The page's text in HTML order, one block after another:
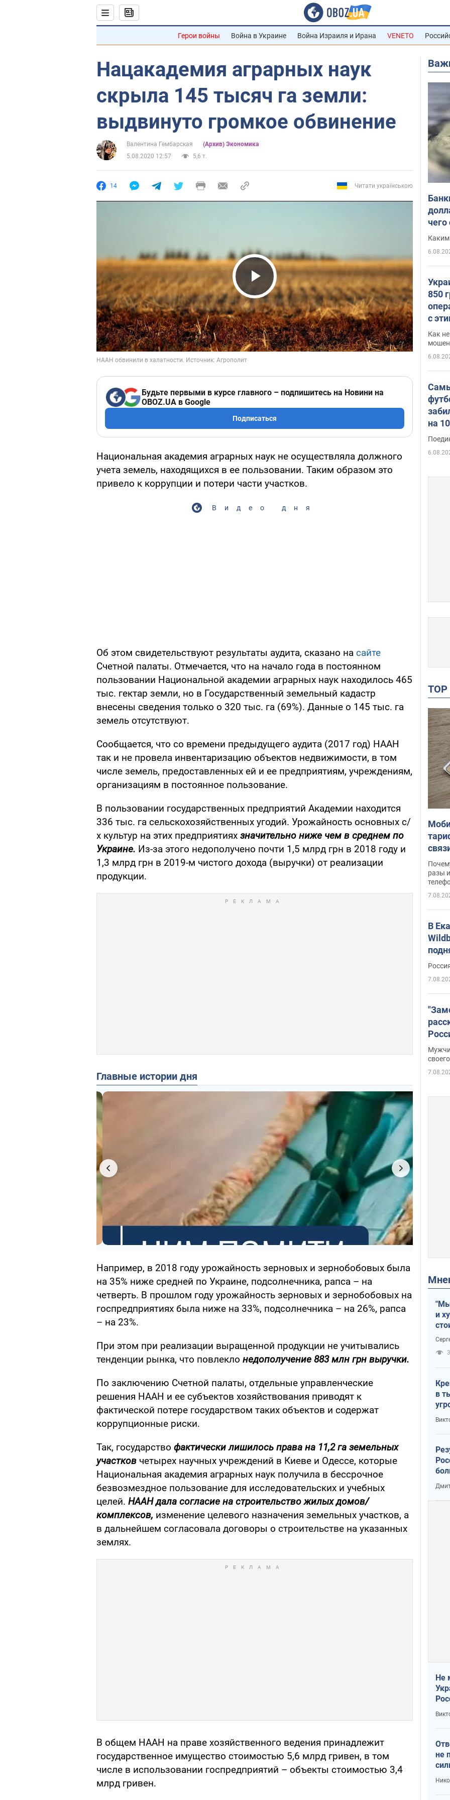
Герои войны Война в Украине Война Израиля и Ирана VENETO
Нацакадемия аграрных наук
скрыла 145 тысяч га земли:
выдвинуто громкое обвинение
Валентина Гембарская
(Архив) Экономика
5.08.2020 12:57
5,6 т.
14 Читати українською
Play Video
Будьте первыми в курсе главного – подпишитесь на Новини на
OBOZ.UA в Google
Подписаться
Национальная академия аграрных наук не осуществляла должного
учета земель, находящихся в ее пользовании. Таким образом это
привело к коррупции и потери части участков.
Видео дня
Об этом свидетельствуют результаты аудита, сказано на сайте
Счетной палаты. Отмечается, что на начало года в постоянном
пользовании Национальной академии аграрных наук находилось 465
тыс. гектар земли, но в Государственный земельный кадастр
внесены сведения только о 320 тыс. га (69%). Данные о 145 тыс. га
земель отсутствуют.
Сообщается, что со времени предыдущего аудита (2017 год) НААН
так и не провела инвентаризацию объектов недвижимости, в том
числе земель, предоставленных ей и ее предприятиям, учреждениям,
организациям в постоянное пользование.
В пользовании государственных предприятий Академии находится
336 тыс. га сельскохозяйственных угодий. Урожайность основных с/
х культур на этих предприятиях значительно ниже чем в среднем по
Украине. Из-за этого недополучено почти 1,5 млрд грн в 2018 году и
1,3 млрд грн в 2019-м чистого дохода (выручки) от реализации
продукции.
Главные истории дня
Например, в 2018 году урожайность зерновых и зернобобовых была
на 35% ниже средней по Украине, подсолнечника, рапса – на
четверть. В прошлом году урожайность зерновых и зернобобовых на
госпредприятиях была ниже на 33%, подсолнечника – на 26%, рапса
– на 23%.
При этом при реализации выращенной продукции не учитывались
тенденции рынка, что повлекло недополучение 883 млн грн выручки.
По заключению Счетной палаты, отдельные управленческие
решения НААН и ее субъектов хозяйствования приводят к
фактической потере государством таких объектов и содержат
коррупционные риски.
Так, государство фактически лишилось права на 11,2 га земельных
участков четырех научных учреждений в Киеве и Одессе, которые
Национальная академия аграрных наук получила в бессрочное
безвозмездное пользование для исследовательских и учебных
целей. НААН дала согласие на строительство жилых домов/
комплексов, изменение целевого назначения земельных участков, а
в дальнейшем согласовала договоры о строительстве на указанных
землях.
В общем НААН на праве хозяйственного ведения принадлежит
государственное имущество стоимостью 5,6 млрд гривен, в том
числе в использовании госпредприятий – объекты стоимостью 3,4
млрд гривен.
Каким
850
с
Как
на
разы
В
Фото
и
в
Не
не